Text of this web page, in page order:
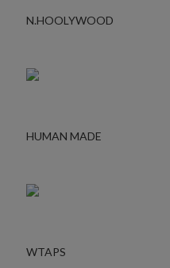
N.HOOLYWOOD
HUMAN MADE
WTAPS